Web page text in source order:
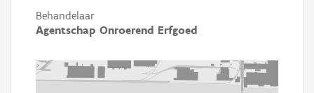
Behandelaar
Agentschap Onroerend Erfgoed